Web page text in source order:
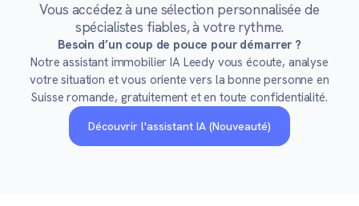
Vous accédez à une sélection personnalisée de
spécialistes fiables, à votre rythme.
Besoin d’un coup de pouce pour démarrer ?
Notre assistant immobilier IA Leedy vous écoute, analyse
votre situation et vous oriente vers la bonne personne en
Suisse romande, gratuitement et en toute confidentialité.
Découvrir l'assistant IA (Nouveauté)